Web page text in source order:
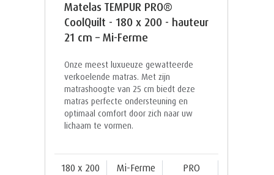
Matelas TEMPUR PRO®
CoolQuilt - 180 x 200 - hauteur
21 cm – Mi-Ferme
Onze meest luxueuze gewatteerde
verkoelende matras. Met zijn
matrashoogte van 25 cm biedt deze
matras perfecte ondersteuning en
optimaal comfort door zich naar uw
lichaam te vormen.
180 x 200
Mi-Ferme PRO